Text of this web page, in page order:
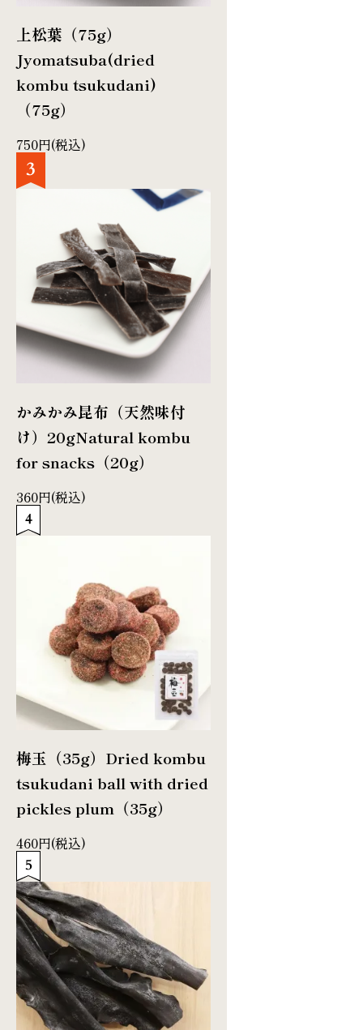
上松葉（75g）
Jyomatsuba(dried
kombu tsukudani)
（75g）
750円(税込)
かみかみ昆布（天然味付
け）20gNatural kombu
for snacks（20g）
360円(税込)
梅玉（35g） Dried kombu
tsukudani ball with dried
pickles plum（35g）
460円(税込)